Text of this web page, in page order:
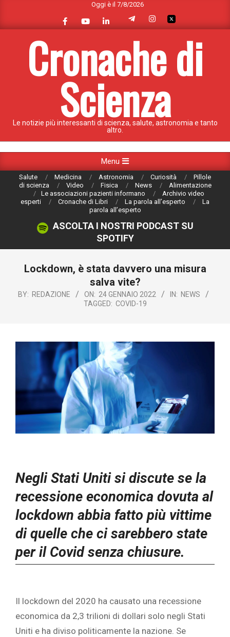
content
Oggi è il 7/8/2026
Cronache di
Scienza
Le notizie più interessanti di scienza, salute, astronomia e tanto
altro.
Navigation
Menu
Salute Medicina Astronomia Curiosità
Pillole
di scienza
Video Fisica News
Alimentazione
Le associazioni pazienti informano
Archivio video
esperti
Cronache di Libri La parola all’esperto
La
parola all’esperto
ASCOLTA I NOSTRI PODCAST SU
SPOTIFY
Lockdown, è stata davvero una misura
salva vite?
BY: REDAZIONE ON: 24 GENNAIO 2022 IN: NEWS
TAGGED: COVID-19
Negli Stati Uniti si discute se la
recessione economica dovuta al
lockdown abbia fatto più vittime
di quelle che ci sarebbero state
per il Covid senza chiusure.
‎Il lockdown del 2020 ha causato una recessione
economica da 2,3 trilioni di dollari solo negli Stati
Uniti e ha diviso politicamente la nazione. Se